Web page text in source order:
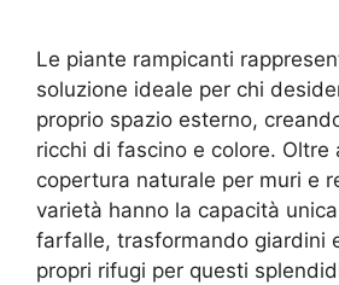
Le piante rampicanti
soluzione ideale per chi
proprio spazio esterno,
ricchi di fascino e colore. Oltre
copertura naturale per muri e
varietà hanno la capacità
farfalle, trasformando giardini
propri rifugi per questi